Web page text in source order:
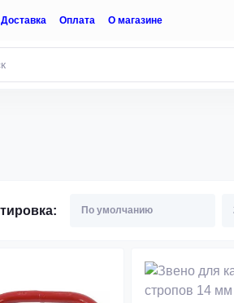
Доставка Оплата О магазине